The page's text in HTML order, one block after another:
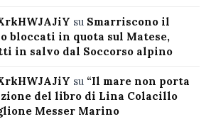
su Smarriscono il
bloccati in quota sul Matese,
in salvo dal Soccorso alpino
su “Il mare non porta
del libro di Lina Colacillo
Messer Marino